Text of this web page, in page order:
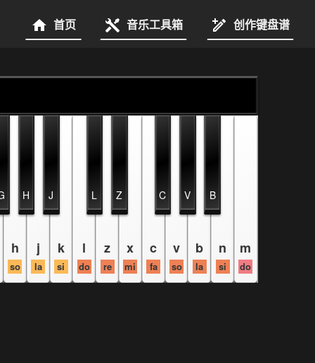
首页 音乐工具箱 创作键盘谱
h
so
j
la
k
si
l
do
z
re
x
mi
c
fa
v
so
b
la
n
si
m
do
H J L Z C V B